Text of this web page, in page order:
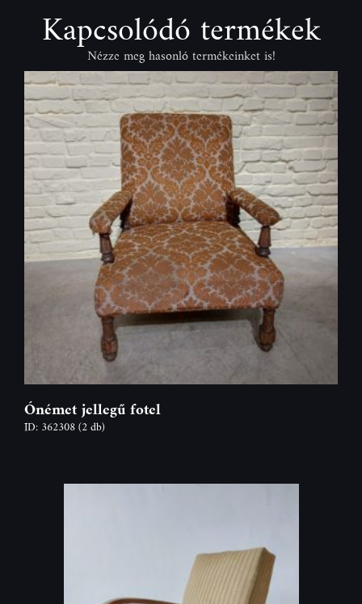
Kapcsolódó termékek
Nézze meg hasonló termékeinket is!
Ónémet jellegű fotel
ID: 362308(2 db)